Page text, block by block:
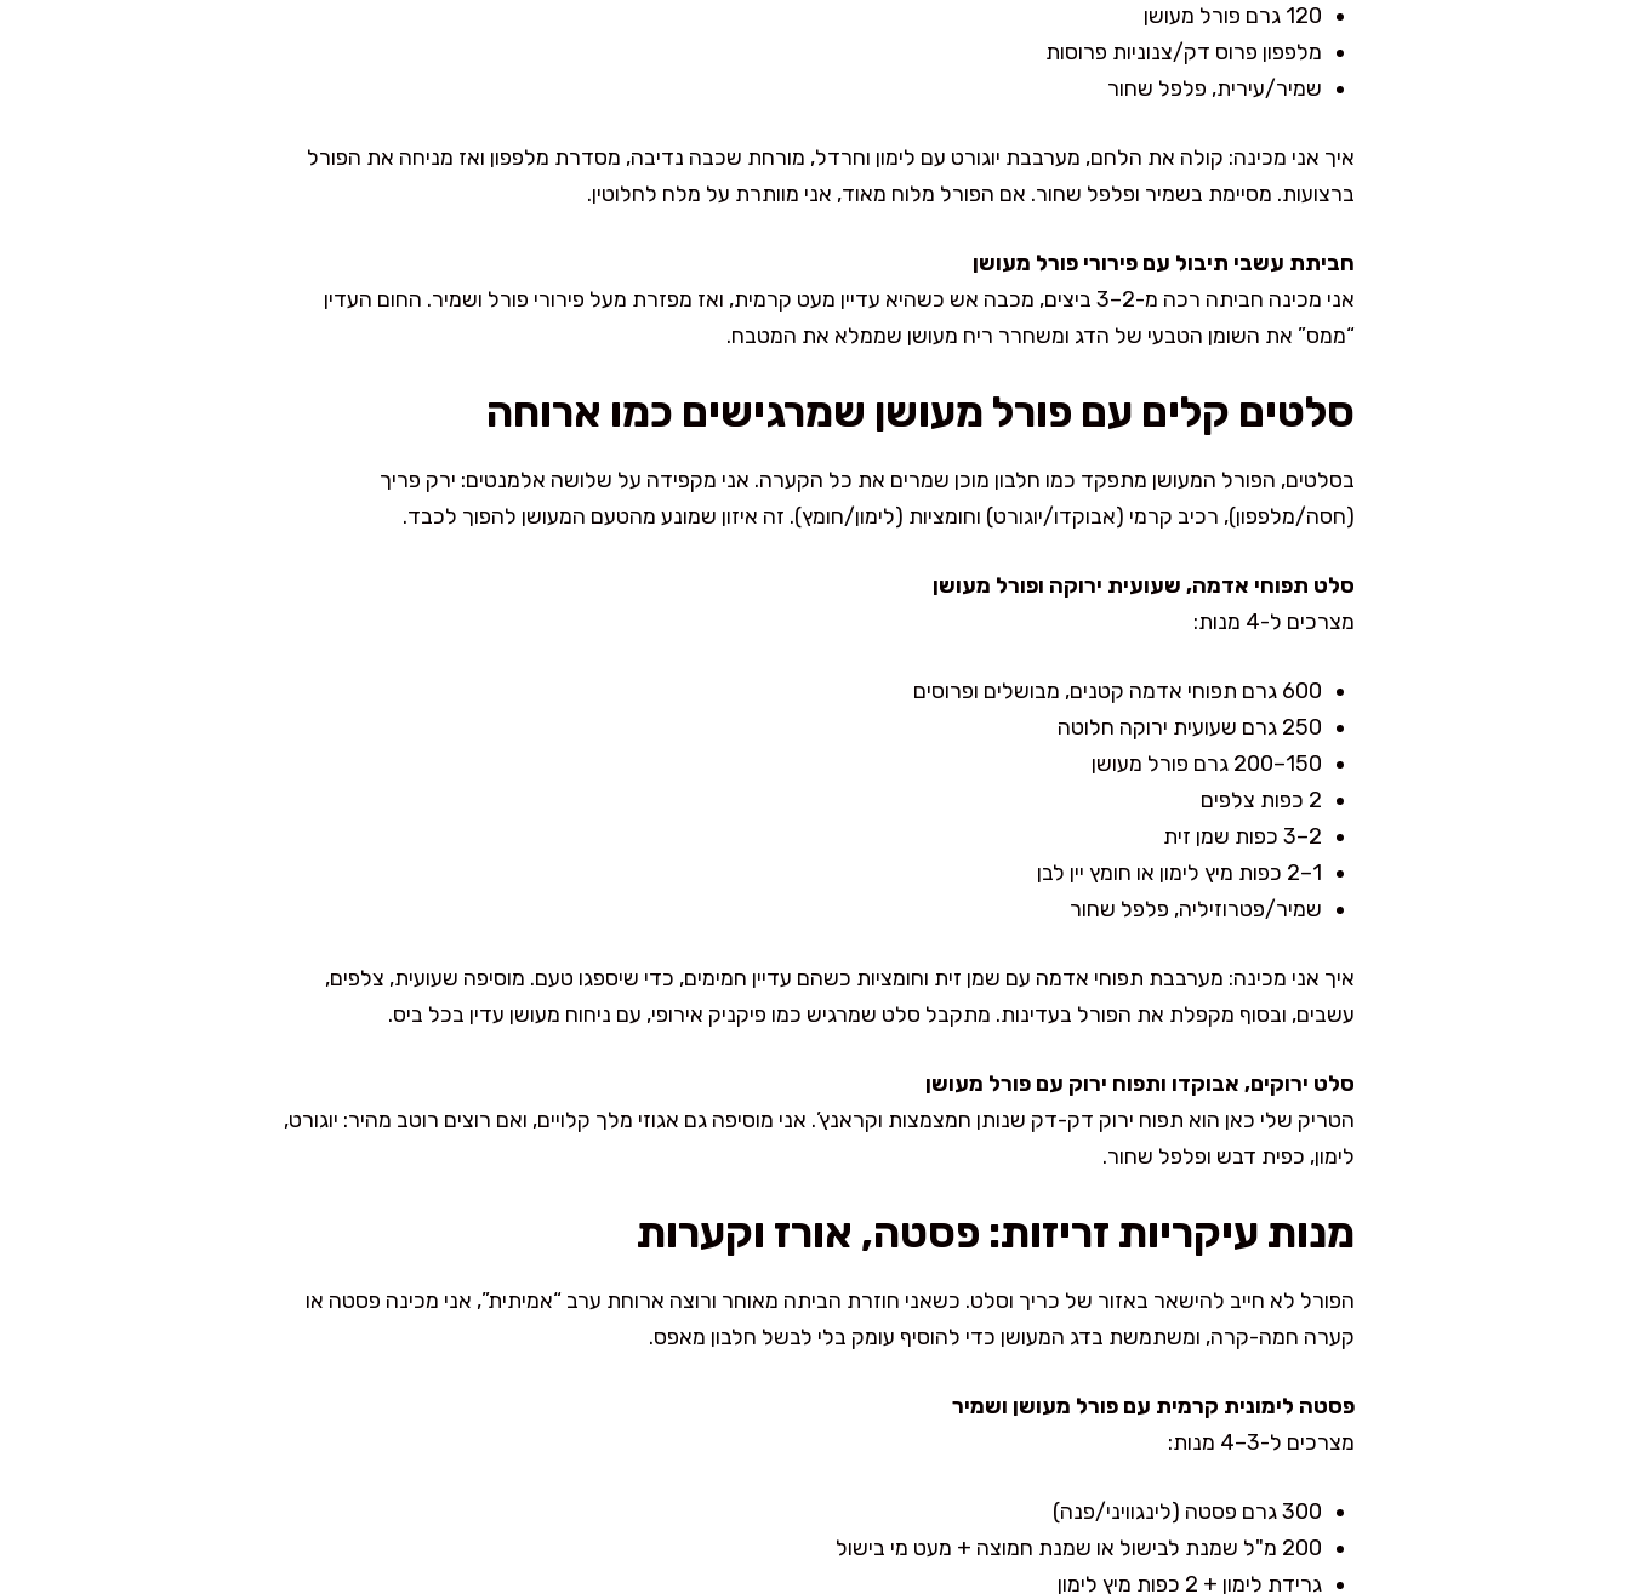
120 גרם פורל מעושן
מלפפון פרוס דק/צנוניות פרוסות
שמיר/עירית, פלפל שחור
איך אני מכינה: קולה את הלחם, מערבבת יוגורט עם לימון וחרדל, מורחת שכבה נדיבה, מסדרת מלפפון ואז מניחה את הפורל
ברצועות. מסיימת בשמיר ופלפל שחור. אם הפורל מלוח מאוד, אני מוותרת על מלח לחלוטין.
חביתת עשבי תיבול עם פירורי פורל מעושן
אני מכינה חביתה רכה מ-2–3 ביצים, מכבה אש כשהיא עדיין מעט קרמית, ואז מפזרת מעל פירורי פורל ושמיר. החום העדין
“ממס” את השומן הטבעי של הדג ומשחרר ריח מעושן שממלא את המטבח.
סלטים קלים עם פורל מעושן שמרגישים כמו ארוחה
בסלטים, הפורל המעושן מתפקד כמו חלבון מוכן שמרים את כל הקערה. אני מקפידה על שלושה אלמנטים: ירק פריך
(חסה/מלפפון), רכיב קרמי (אבוקדו/יוגורט) וחומציות (לימון/חומץ). זה איזון שמונע מהטעם המעושן להפוך לכבד.
סלט תפוחי אדמה, שעועית ירוקה ופורל מעושן
מצרכים ל-4 מנות:
600 גרם תפוחי אדמה קטנים, מבושלים ופרוסים
250 גרם שעועית ירוקה חלוטה
150–200 גרם פורל מעושן
2 כפות צלפים
2–3 כפות שמן זית
1–2 כפות מיץ לימון או חומץ יין לבן
שמיר/פטרוזיליה, פלפל שחור
איך אני מכינה: מערבבת תפוחי אדמה עם שמן זית וחומציות כשהם עדיין חמימים, כדי שיספגו טעם. מוסיפה שעועית, צלפים,
עשבים, ובסוף מקפלת את הפורל בעדינות. מתקבל סלט שמרגיש כמו פיקניק אירופי, עם ניחוח מעושן עדין בכל ביס.
סלט ירוקים, אבוקדו ותפוח ירוק עם פורל מעושן
הטריק שלי כאן הוא תפוח ירוק דק-דק שנותן חמצמצות וקראנץ’. אני מוסיפה גם אגוזי מלך קלויים, ואם רוצים רוטב מהיר: יוגורט,
לימון, כפית דבש ופלפל שחור.
מנות עיקריות זריזות: פסטה, אורז וקערות
הפורל לא חייב להישאר באזור של כריך וסלט. כשאני חוזרת הביתה מאוחר ורוצה ארוחת ערב “אמיתית”, אני מכינה פסטה או
קערה חמה-קרה, ומשתמשת בדג המעושן כדי להוסיף עומק בלי לבשל חלבון מאפס.
פסטה לימונית קרמית עם פורל מעושן ושמיר
מצרכים ל-3–4 מנות:
300 גרם פסטה (לינגוויני/פנה)
200 מ"ל שמנת לבישול או שמנת חמוצה + מעט מי בישול
גרידת לימון + 2 כפות מיץ לימון